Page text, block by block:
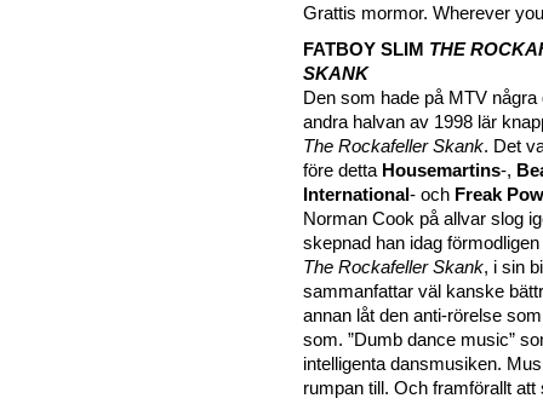
Grattis mormor. Wherever
FATBOY SLIM THE
SKANK
Den som hade på MTV några
andra halvan av 1998 lär
The Rockafeller Skank. Det
före detta Housemartins-,
International- och Freak
Norman Cook på allvar slog
skepnad han idag
The Rockafeller Skank, i sin
sammanfattar väl kanske
annan låt den anti-rörelse
som. ”Dumb dance music”
intelligenta dansmusiken.
rumpan till. Och framförallt att